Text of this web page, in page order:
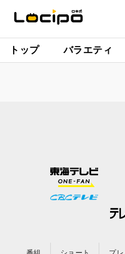
トップ バラエティ